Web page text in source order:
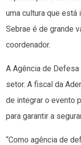
uma cultura que está
Sebrae é de grande
coordenador.
A Agência de Defesa
setor. A fiscal da
de integrar o evento
para garantir a
“Como agência de